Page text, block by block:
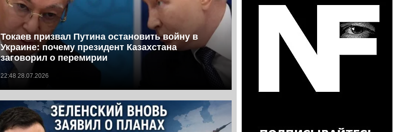
Токаев призвал Путина остановить войну в
Украине: почему президент Казахстана
заговорил о перемирии
22:48 28.07.2026